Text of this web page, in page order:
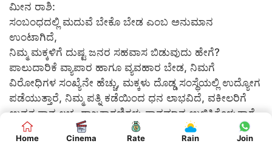
ಮೀನ ರಾಶಿ:
ಸಂಬಂಧದಲ್ಲಿ ಮದುವೆ ಬೇಕೊ ಬೇಡ ಎಂಬ ಅನುಮಾನ
ಉಂಟಾಗಿದೆ,
ನಿಮ್ಮ ಮಕ್ಕಳಿಗೆ ದುಷ್ಟ ಜನರ ಸಹವಾಸ ಬಿಡುವುದು ಹೇಗೆ?
ಪಾಲುದಾರಿಕೆ ವ್ಯಾಪಾರ ಹಾಗೂ ವ್ಯವಹಾರ ಬೇಡ, ನಿಮಗೆ
ವಿರೋಧಿಗಳ ಸಂಖ್ಯೆನೇ ಹೆಚ್ಚು, ಮಕ್ಕಳು ದೊಡ್ಡ ಸಂಸ್ಥೆಯಲ್ಲಿ ಉದ್ಯೋಗ
ಪಡೆಯುತ್ತಾರೆ, ನಿಮ್ಮ ಪತ್ನಿ ಕಡೆಯಿಂದ ಧನ ಲಾಭವಿದೆ, ವಕೀಲರಿಗೆ
ಉನ್ನತ ಸ್ಥಾನ ಲಭ್ಯ, ರಾಜಕಾರಣಿಗಳು ಸ್ಥಾನಮಾನ ಉಳಿಸಿಕೊಳ್ಳುತ್ತಾರೆ,
ಸರಕಾರದಡಿ ಮಾಡುವ ಗುತ್ತಿಗೆ ಕೆಲಸದಲ್ಲಿ ಧನ ಲಾಭವಿದೆ, ಅಲ್ಲಿ
ವಿರೋಧಗಳ ಸಂಖ್ಯೆ ಹೆಚ್ಚು ನಿಯಂತ್ರಣ ಮಾಡುವುದು ಹೇಗೆ?
Home Cinema Rate Rain Join